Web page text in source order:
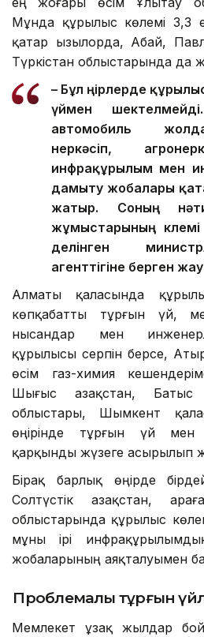
Мұнда құрылыс көлемі 3,3
қатар Қызылорда, Абай,
Түркістан облыстарында да
– Бұл өңірлерде
үймен
автомобиль
өнеркәсіп,
инфрақұрылым мен
дамыту жобалары
жатыр. Соның
жұмыстарының
делінген
агенттігіне берген
Алматы қаласында
көпқабатты тұрғын үй,
нысандар мен
құрылысы серпін берсе,
өсім газ-химия
Шығыс Қазақстан, Батыс
облыстары, Шымкент
өңірінде тұрғын үй мен
қарқынды жүзеге асырылып
Бірақ барлық өңірде
Солтүстік Қазақстан,
облыстарында құрылыс
мұны ірі
жобаларының аяқталуымен
Проблемалы тұрғын
Мемлекет ұзақ жылдар